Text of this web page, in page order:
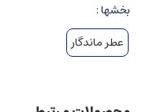
نت های پایه
هل، عنبر و چوب های نرم
بخشها :
عطر ماندگار